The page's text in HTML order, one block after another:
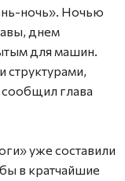
ночь». Ночью
днем
для машин.
структурами,
сообщил глава
уже составили
в кратчайшие